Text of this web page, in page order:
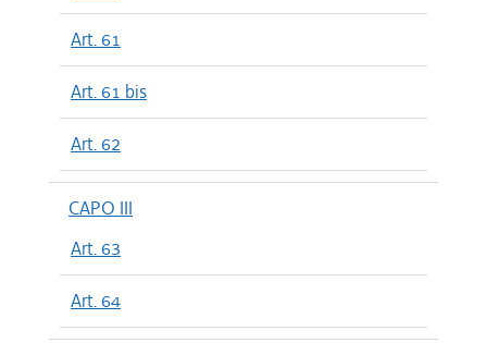
Art. 61
Art. 61 bis
Art. 62
CAPO III
Art. 63
Art. 64